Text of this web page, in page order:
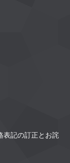
表記の訂正とお詫